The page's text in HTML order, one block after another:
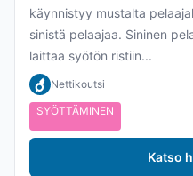
käynnistyy mustalta
sinistä pelaajaa. Sininen
laittaa syötön ristiin...
Nettikoutsi
SYÖTTÄMINEN
Katso